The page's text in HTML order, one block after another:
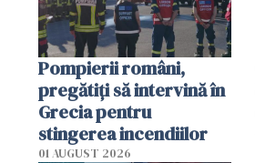
Pompierii români,
pregătiţi să intervină în
Grecia pentru
stingerea incendiilor
01 AUGUST 2026